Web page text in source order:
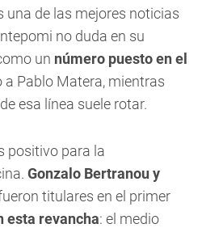
una de las mejores noticias
no duda en su
un número puesto en el
a Pablo Matera, mientras
esa línea suele rotar.
positivo para la
Gonzalo Bertranou y
titulares en el primer
esta revancha: el medio